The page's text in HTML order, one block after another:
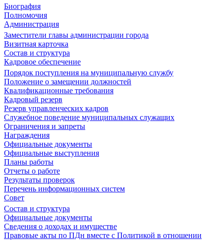
Биография
Полномочия
Администрация
Заместители главы администрации города
Визитная карточка
Состав и структура
Кадровое обеспечение
Порядок поступления на муниципальную службу
Положение о замещении должностей
Квалификационные требования
Кадровый резерв
Резерв управленческих кадров
Служебное поведение муниципальных служащих
Ограничения и запреты
Награждения
Официальные документы
Официальные выступления
Планы работы
Отчеты о работе
Результаты проверок
Перечень информационных систем
Совет
Состав и структура
Официальные документы
Сведения о доходах и имуществе
Правовые акты по ПДн вместе с Политикой в отношении